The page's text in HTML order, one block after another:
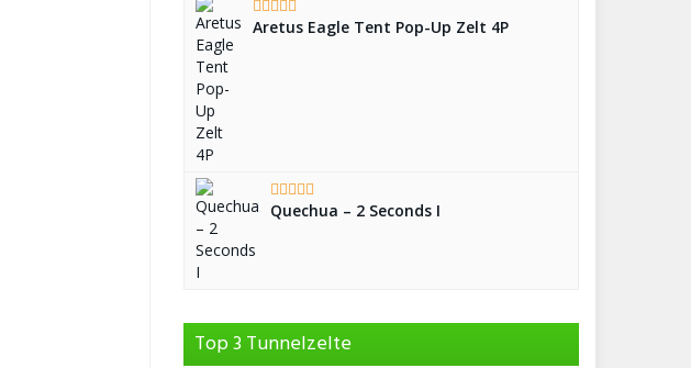
Aretus Eagle Tent Pop-Up Zelt 4P
Quechua – 2 Seconds I
Top 3 Tunnelzelte